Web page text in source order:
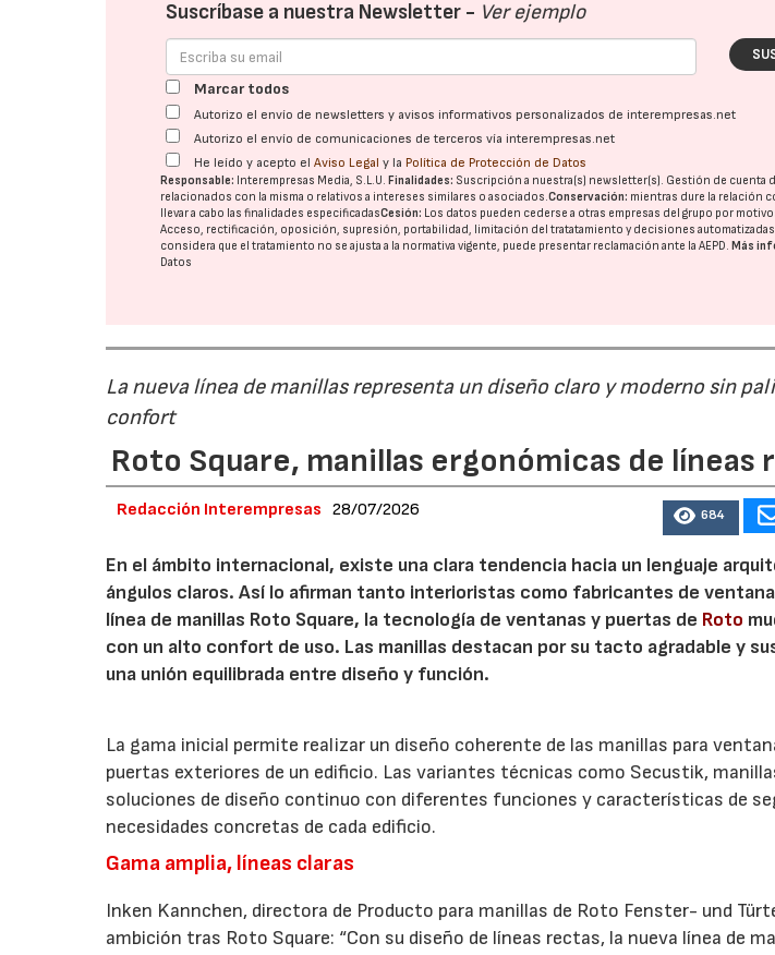
Suscríbase a nuestra Newsletter - Ver ejemplo
Marcar todos
Autorizo el envío de newsletters y avisos informativos personalizados de interempresas.net
Autorizo el envío de comunicaciones de terceros vía interempresas.net
He leído y acepto elAviso Legal y la Política de Protección de Datos
Responsable: Interempresas Media, S.L.U. Finalidades: Suscripción a nuestra(s) newsletter(s). Gestión de cuenta
relacionados con la misma o relativos a intereses similares o asociados.Conservación: mientras dure la relación
llevar a cabo las finalidades especificadasCesión: Los datos pueden cederse a otras empresas del grupo por
Acceso, rectificación, oposición, supresión, portabilidad, limitación del tratatamiento y decisiones
considera que el tratamiento no se ajusta a la normativa vigente, puede presentar reclamación ante laAEPD. Más
Datos
La nueva línea de manillas representa un diseño claro y moderno sin
confort
Roto Square, manillas ergonómicas de líneas
Redacción Interempresas 28/07/2026 684
En el ámbito internacional, existe una clara tendencia hacia un lenguaje
ángulos claros. Así lo afirman tanto interioristas como fabricantes de
línea de manillas Roto Square, la tecnología de ventanas y puertas de Roto
con un alto confort de uso. Las manillas destacan por su tacto agradable y
una unión equilibrada entre diseño y función.
La gama inicial permite realizar un diseño coherente de las manillas para
puertas exteriores de un edificio. Las variantes técnicas como Secustik,
soluciones de diseño continuo con diferentes funciones y características de
necesidades concretas de cada edificio.
Gama amplia, líneas claras
Inken Kannchen, directora de Producto para manillas de Roto Fenster- und
ambición tras Roto Square: “Con su diseño de líneas rectas, la nueva línea de